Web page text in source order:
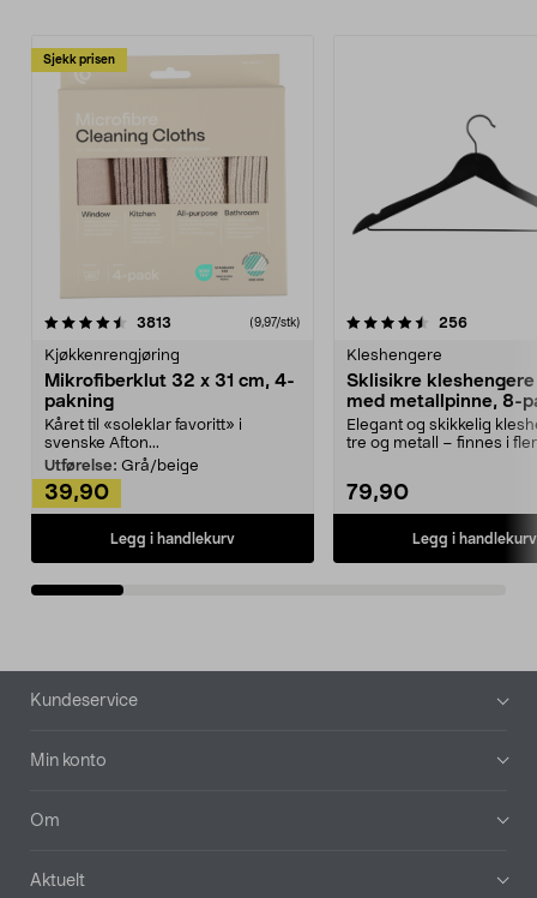
Sjekk prisen
3813 anmeldelser(9,97/stk)
Kjøkkenrengjøring
Mikrofiberklut 32 x 31 cm, 4-
pakning
Kåret til «soleklar favoritt» i
svenske Afton...
Utførelse: Grå/beige
39,90
Legg i handlekurv
4.5av 5 stjerner 256
Kleshengere
Sklisikre
med metallpinne, 8-
Elegant og skikkelig
tre og metall – finnes i
79,90
Legg i handlekurv
4.5av 5 stjerner
Bunntekst
Kundeservice
Min konto
Om
Aktuelt